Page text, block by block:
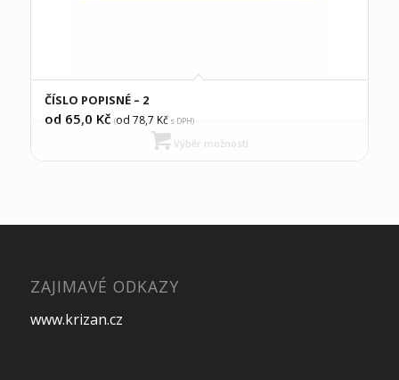
ČÍSLO POPISNÉ – 2
od 65,0 Kč (od 78,7 Kčs DPH)
Výběr možností
ZAJIMAVÉ ODKAZY
www.krizan.cz